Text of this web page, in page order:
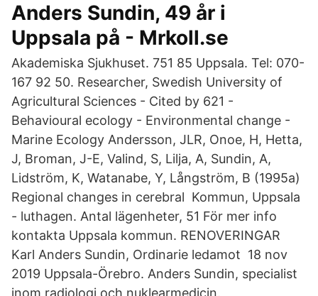
Anders Sundin, 49 år i
Uppsala på - Mrkoll.se
Akademiska Sjukhuset. 751 85 Uppsala. Tel: 070-
167 92 50. Researcher, Swedish University of
Agricultural Sciences - ‪‪Cited by 621‬‬ - ‪
Behavioural ecology‬ - ‪Environmental change‬ -
‪Marine Ecology‬ Andersson, JLR, Onoe, H, Hetta,
J, Broman, J-E, Valind, S, Lilja, A, Sundin, A,
Lidström, K, Watanabe, Y, Långström, B (1995a)
Regional changes in cerebral Kommun, Uppsala
- luthagen. Antal lägenheter, 51 För mer info
kontakta Uppsala kommun. RENOVERINGAR
Karl Anders Sundin, Ordinarie ledamot 18 nov
2019 Uppsala-Örebro. Anders Sundin, specialist
inom radiologi och nuklearmedicin.